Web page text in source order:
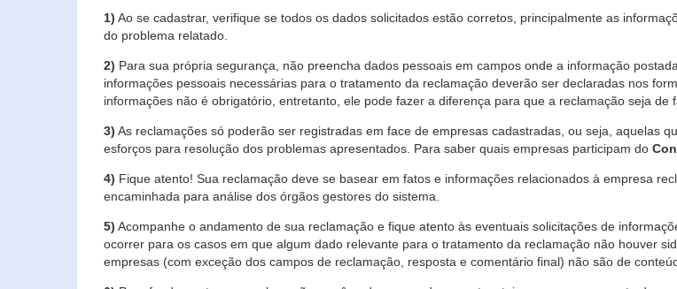
1) Ao se cadastrar, verifique se todos os dados solicitados estão corretos, principalmente as
do problema relatado.
2) Para sua própria segurança, não preencha dados pessoais em campos onde a informação
informações pessoais necessárias para o tratamento da reclamação deverão ser declaradas nos
informações não é obrigatório, entretanto, ele pode fazer a diferença para que a reclamação seja de
3) As reclamações só poderão ser registradas em face de empresas cadastradas, ou seja, aquelas
esforços para resolução dos problemas apresentados. Para saber quais empresas participam do
4) Fique atento! Sua reclamação deve se basear em fatos e informações relacionados à empresa
encaminhada para análise dos órgãos gestores do sistema.
5) Acompanhe o andamento de sua reclamação e fique atento às eventuais solicitações de
ocorrer para os casos em que algum dado relevante para o tratamento da reclamação não houver
empresas (com exceção dos campos de reclamação, resposta e comentário final) não são de